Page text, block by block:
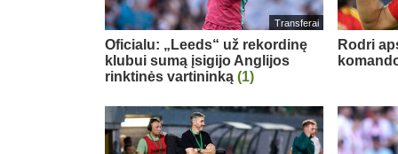
Transferai
Oficialu: „Leeds“ už rekordinę
klubui sumą įsigijo Anglijos
rinktinės vartininką (1)
Rodri